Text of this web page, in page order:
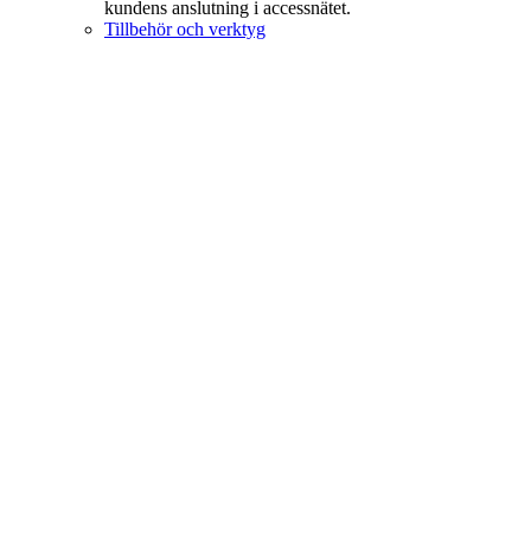
kundens anslutning i accessnätet.
Tillbehör och verktyg